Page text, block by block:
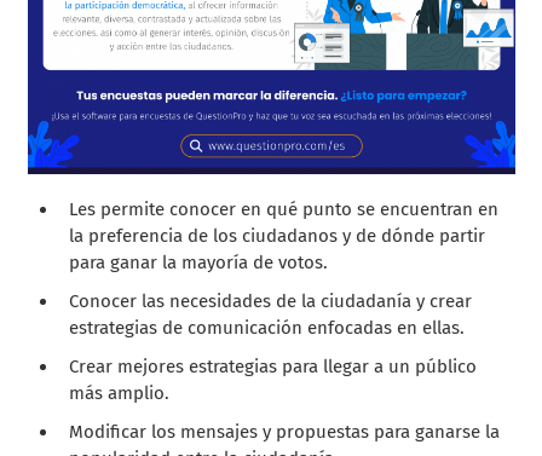
Les permite conocer en qué punto se encuentran en
la preferencia de los ciudadanos y de dónde partir
para ganar la mayoría de votos.
Conocer las necesidades de la ciudadanía y crear
estrategias de comunicación enfocadas en ellas.
Crear mejores estrategias para llegar a un público
más amplio.
Modificar los mensajes y propuestas para ganarse la